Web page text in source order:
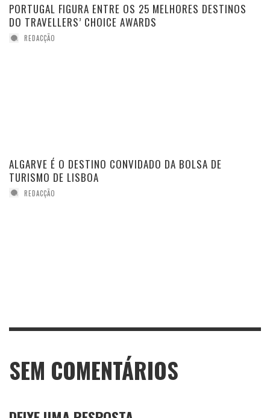
PORTUGAL FIGURA ENTRE OS 25 MELHORES DESTINOS
DO TRAVELLERS’ CHOICE AWARDS
REDACÇÃO
ALGARVE É O DESTINO CONVIDADO DA BOLSA DE
TURISMO DE LISBOA
REDACÇÃO
SEM COMENTÁRIOS